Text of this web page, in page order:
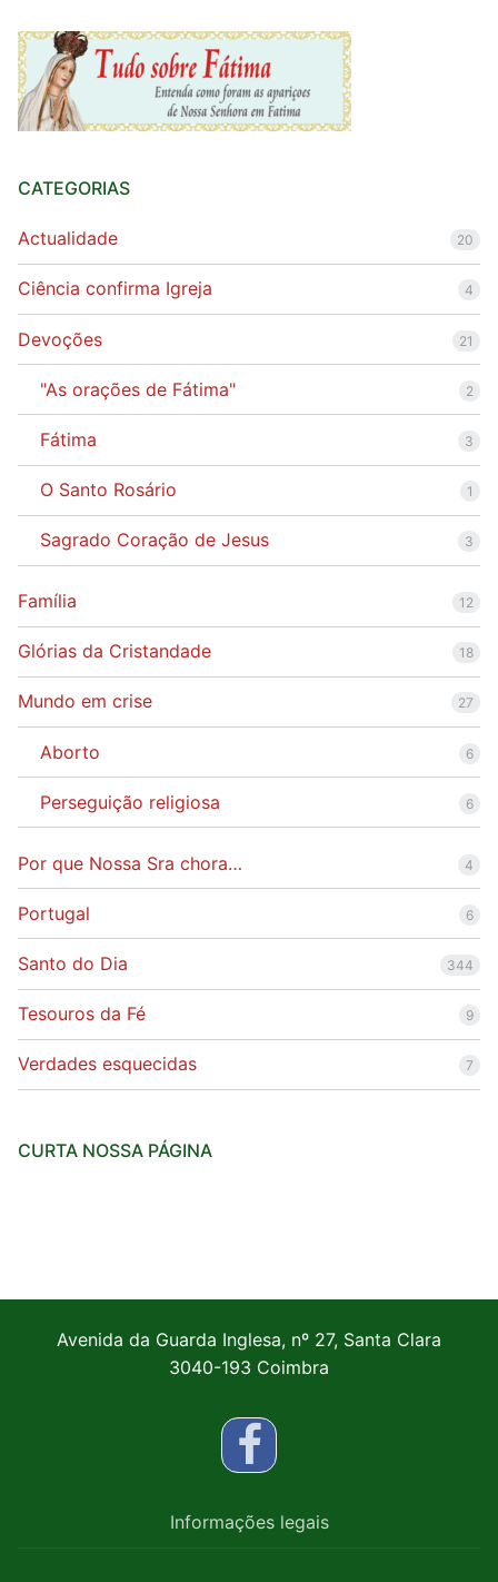
CATEGORIAS
Actualidade 20
Ciência confirma Igreja 4
Devoções 21
"As orações de Fátima" 2
Fátima 3
O Santo Rosário 1
Sagrado Coração de Jesus 3
Família 12
Glórias da Cristandade 18
Mundo em crise 27
Aborto 6
Perseguição religiosa 6
Por que Nossa Sra chora… 4
Portugal 6
Santo do Dia 344
Tesouros da Fé 9
Verdades esquecidas 7
CURTA NOSSA PÁGINA
Avenida da Guarda Inglesa, nº 27, Santa Clara
3040-193 Coimbra
Informações legais